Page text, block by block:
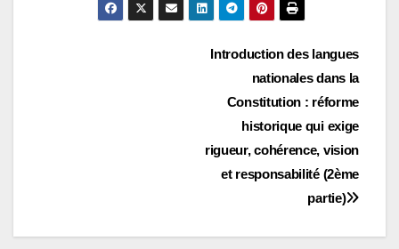
Introduction des langues
nationales dans la
Constitution : réforme
historique qui exige
rigueur, cohérence, vision
et responsabilité (2ème
partie)